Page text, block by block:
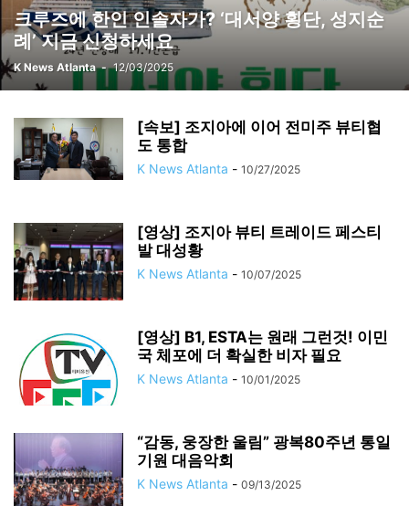
크루즈에 한인 인솔자가? ‘대서양 횡단, 성지순
례’ 지금 신청하세요
K News Atlanta - 12/03/2025
[속보] 조지아에 이어 전미주 뷰티협
도 통합
K News Atlanta - 10/27/2025
[영상] 조지아 뷰티 트레이드 페스티
발 대성황
K News Atlanta - 10/07/2025
[영상] B1, ESTA는 원래 그런것! 이민
국 체포에 더 확실한 비자 필요
K News Atlanta - 10/01/2025
“감동, 웅장한 울림” 광복80주년 통일
기원 대음악회
K News Atlanta - 09/13/2025